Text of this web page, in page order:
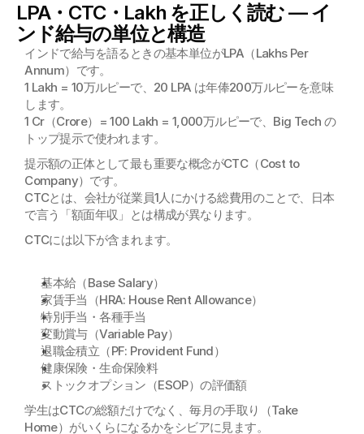
LPA・CTC・Lakh を正しく読む — イ
ンド給与の単位と構造
インドで給与を語るときの基本単位がLPA（Lakhs Per
Annum）です。
1 Lakh = 10万ルピーで、20 LPA は年俸200万ルピーを意味
します。
1 Cr（Crore）= 100 Lakh = 1,000万ルピーで、Big Tech の
トップ提示で使われます。
提示額の正体として最も重要な概念がCTC（Cost to
Company）です。
CTCとは、会社が従業員1人にかける総費用のことで、日本
で言う「額面年収」とは構成が異なります。
CTCには以下が含まれます。
基本給（Base Salary）
家賃手当（HRA: House Rent Allowance）
特別手当・各種手当
変動賞与（Variable Pay）
退職金積立（PF: Provident Fund）
健康保険・生命保険料
ストックオプション（ESOP）の評価額
学生はCTCの総額だけでなく、毎月の手取り（Take
Home）がいくらになるかをシビアに見ます。